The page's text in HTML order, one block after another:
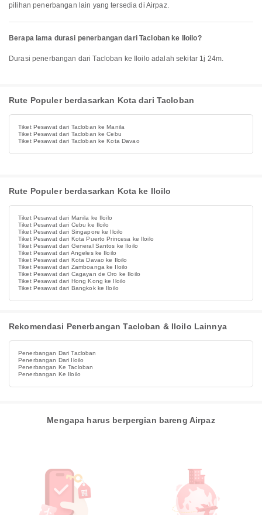
pilihan penerbangan lain yang tersedia di Airpaz.
Berapa lama durasi penerbangan dari Tacloban ke Iloilo?
Durasi penerbangan dari Tacloban ke Iloilo adalah sekitar 1j 24m.
Rute Populer berdasarkan Kota dari Tacloban
Tiket Pesawat dari Tacloban ke Manila
Tiket Pesawat dari Tacloban ke Cebu
Tiket Pesawat dari Tacloban ke Kota Davao
Rute Populer berdasarkan Kota ke Iloilo
Tiket Pesawat dari Manila ke Iloilo
Tiket Pesawat dari Cebu ke Iloilo
Tiket Pesawat dari Singapore ke Iloilo
Tiket Pesawat dari Kota Puerto Princesa ke Iloilo
Tiket Pesawat dari General Santos ke Iloilo
Tiket Pesawat dari Angeles ke Iloilo
Tiket Pesawat dari Kota Davao ke Iloilo
Tiket Pesawat dari Zamboanga ke Iloilo
Tiket Pesawat dari Cagayan de Oro ke Iloilo
Tiket Pesawat dari Hong Kong ke Iloilo
Tiket Pesawat dari Bangkok ke Iloilo
Rekomendasi Penerbangan Tacloban & Iloilo Lainnya
Penerbangan Dari Tacloban
Penerbangan Dari Iloilo
Penerbangan Ke Tacloban
Penerbangan Ke Iloilo
Mengapa harus berpergian bareng Airpaz